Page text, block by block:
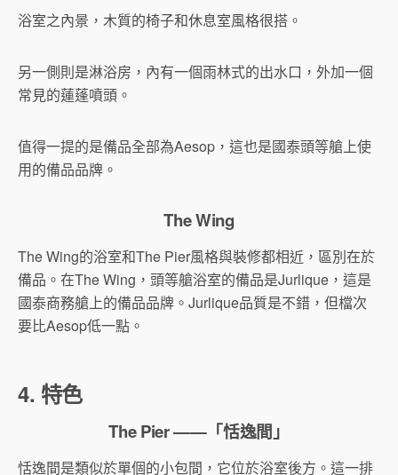
浴室之內景，木質的椅子和休息室風格很搭。
另一側則是淋浴房，內有一個雨林式的出水口，外加一個
常見的蓮蓬噴頭。
值得一提的是備品全部為Aesop，這也是國泰頭等艙上使
用的備品品牌。
The Wing
The Wing的浴室和The Pier風格與裝修都相近，區別在於
備品。在The Wing，頭等艙浴室的備品是Jurlique，這是
國泰商務艙上的備品品牌。Jurlique品質是不錯，但檔次
要比Aesop低一點。
4. 特色
The Pier ——「恬逸間」
恬逸間是類似於單個的小包間，它位於浴室後方。這一排